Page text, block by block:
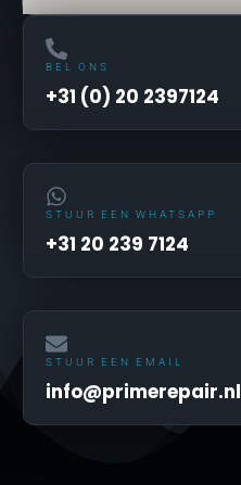
BEL ONS
+31 (0) 20 2397124
STUUR EEN WHATSAPP
+31 20 239 7124
STUUR EEN EMAIL
info@primerepair.nl